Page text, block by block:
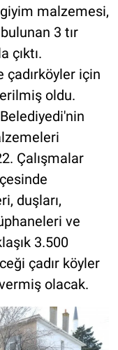
malzemesi,
3 tır
çıktı.
çadırköyler için
oldu.
Çalışmalar
duşları,
ve
3.500
çadır köyler
olacak.